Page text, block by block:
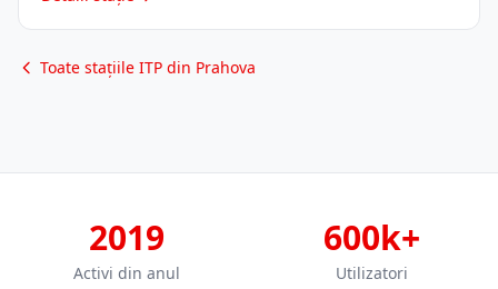
Toate stațiile ITP din Prahova
2019
Activi din anul
600k+
Utilizatori